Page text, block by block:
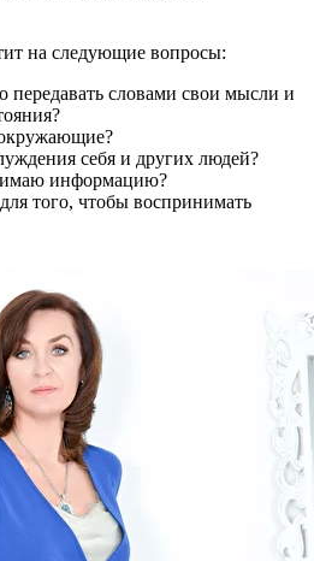
на следующие вопросы:
передавать словами свои мысли и
себя и других людей?
информацию?
того, чтобы воспринимать